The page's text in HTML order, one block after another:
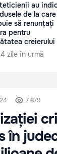
au
de la care
să renunțați
pentru
creierului
4 zile în urmă
7 879
în